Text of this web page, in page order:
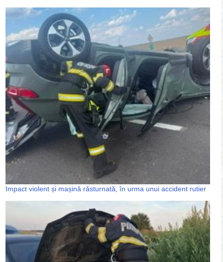
Impact violent și mașină răsturnată, în urma unui accident rutier